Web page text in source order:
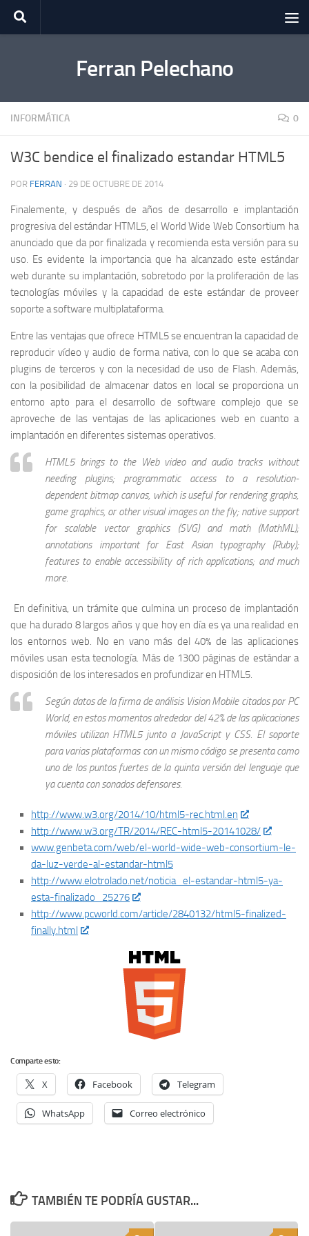
Saltar al contenido
Ferran Pelechano
INFORMÁTICA 0
W3C bendice el finalizado estandar HTML5
POR FERRAN · 29 DE OCTUBRE DE 2014
Finalemente, y después de años de desarrollo e implantación
progresiva del estándar HTML5, el World Wide Web Consortium ha
anunciado que da por finalizada y recomienda esta versión para su
uso. Es evidente la importancia que ha alcanzado este estándar
web durante su implantación, sobretodo por la proliferación de las
tecnologías móviles y la capacidad de este estándar de proveer
soporte a software multiplataforma.
Entre las ventajas que ofrece HTML5 se encuentran la capacidad de
reproducir vídeo y audio de forma nativa, con lo que se acaba con
plugins de terceros y con la necesidad de uso de Flash. Además,
con la posibilidad de almacenar datos en local se proporciona un
entorno apto para el desarrollo de software complejo que se
aproveche de las ventajas de las aplicaciones web en cuanto a
implantación en diferentes sistemas operativos.
HTML5 brings to the Web video and audio tracks without
needing plugins; programmatic access to a resolution-
dependent bitmap canvas, which is useful for rendering graphs,
game graphics, or other visual images on the fly; native support
for scalable vector graphics (SVG) and math (MathML);
annotations important for East Asian typography (Ruby);
features to enable accessibility of rich applications; and much
more.
En definitiva, un trámite que culmina un proceso de implantación
que ha durado 8 largos años y que hoy en día es ya una realidad en
los entornos web. No en vano más del 40% de las aplicaciones
móviles usan esta tecnología. Más de 1300 páginas de estándar a
disposición de los interesados en profundizar en HTML5.
Según datos de la firma de análisis Vision Mobile citados por PC
World, en estos momentos alrededor del 42% de las aplicaciones
móviles utilizan HTML5 junto a JavaScript y CSS. El soporte
para varias plataformas con un mismo código se presenta como
uno de los puntos fuertes de la quinta versión del lenguaje que
ya cuenta con sonados defensores.
http://www.w3.org/2014/10/html5-rec.html.en
http://www.w3.org/TR/2014/REC-html5-20141028/
www.genbeta.com/web/el-world-wide-web-consortium-le-
da-luz-verde-al-estandar-html5
http://www.elotrolado.net/noticia_el-estandar-html5-ya-
esta-finalizado_25276
http://www.pcworld.com/article/2840132/html5-finalized-
finally.html
Comparte esto:
X Facebook Telegram
WhatsApp Correo electrónico
TAMBIÉN TE PODRÍA GUSTAR...